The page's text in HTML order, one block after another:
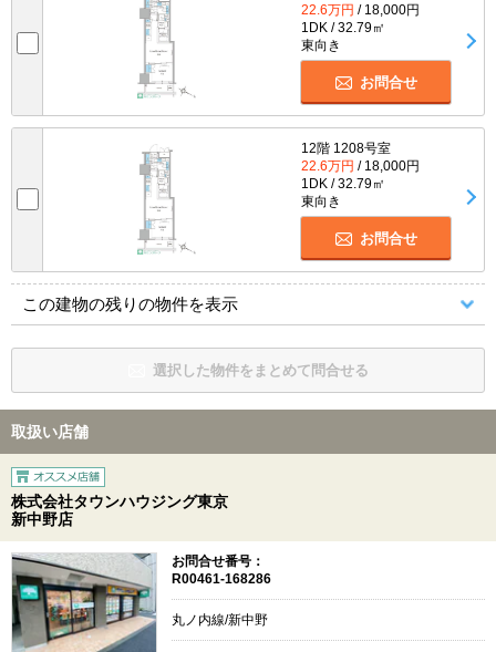
22.6万円 / 18,000円
1DK / 32.79㎡
東向き
お問合せ
12階 1208号室
22.6万円 / 18,000円
1DK / 32.79㎡
東向き
お問合せ
この建物の残りの物件を表示
選択した物件をまとめて問合せる
取扱い店舗
株式会社タウンハウジング東京
新中野店
お問合せ番号：
R00461-168286
丸ノ内線/新中野